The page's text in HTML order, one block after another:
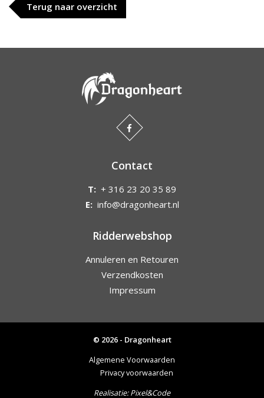
Terug naar overzicht
Contact
T: + 316 23 20 35 89
E: info@dragonheart.nl
Ridderwebshop
Annuleren en Retouren
Verzendkosten
Impressum
© 2026 - Dragonheart
Algemene Voorwaarden
Privacy voorwaarden
Realisatie:Pixel&Code